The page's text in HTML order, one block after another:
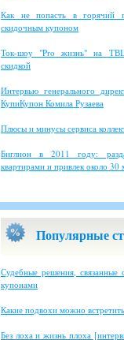
Как не попасть в горячий
скидочным купоном
Ток-шоу "Pro жизнь" на
скидкой
Интервью генерального
КупиКупон Комила Рузаева
Плюсы и минусы сервиса
Биглион в 2011 году:
квартирами и привлек около 30
Популярные
Судебные решения, связанные
купонами
Какие подвохи можно
Без лоха и жизнь плоха